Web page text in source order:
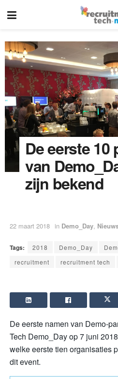
De eerste 10
van
zijn bekend
22 maart 2018 in Demo_Day,
Tags: 2018 Demo_Day
recruitment
recruitment tech
De eerste namen van Demo-
Tech Demo_Day op 7 juni
welke eerste tien organisaties
dit event.